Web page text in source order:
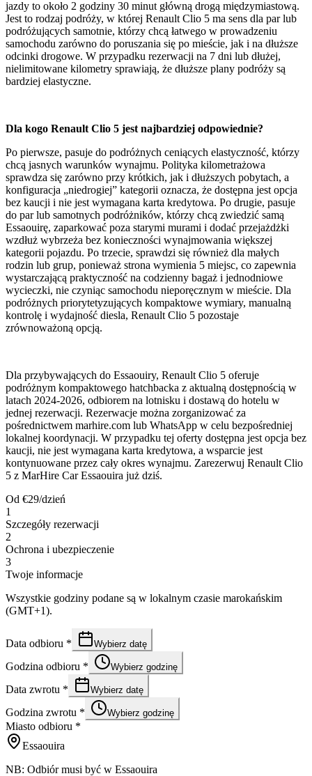
jazdy to około 2 godziny 30 minut główną drogą międzymiastową.
Jest to rodzaj podróży, w której Renault Clio 5 ma sens dla par lub
podróżujących samotnie, którzy chcą łatwego w prowadzeniu
samochodu zarówno do poruszania się po mieście, jak i na dłuższe
odcinki drogowe. W przypadku rezerwacji na 7 dni lub dłużej,
nielimitowane kilometry sprawiają, że dłuższe plany podróży są
bardziej elastyczne.
Dla kogo Renault Clio 5 jest najbardziej odpowiednie?
Po pierwsze, pasuje do podróżnych ceniących elastyczność, którzy
chcą jasnych warunków wynajmu. Polityka kilometrażowa
sprawdza się zarówno przy krótkich, jak i dłuższych pobytach, a
konfiguracja „niedrogiej” kategorii oznacza, że dostępna jest opcja
bez kaucji i nie jest wymagana karta kredytowa. Po drugie, pasuje
do par lub samotnych podróżników, którzy chcą zwiedzić samą
Essaouirę, zaparkować poza starymi murami i dodać przejażdżki
wzdłuż wybrzeża bez konieczności wynajmowania większej
kategorii pojazdu. Po trzecie, sprawdzi się również dla małych
rodzin lub grup, ponieważ strona wymienia 5 miejsc, co zapewnia
wystarczającą praktyczność na codzienny bagaż i jednodniowe
wycieczki, nie czyniąc samochodu nieporęcznym w mieście. Dla
podróżnych priorytetyzujących kompaktowe wymiary, manualną
kontrolę i wydajność diesla, Renault Clio 5 pozostaje
zrównoważoną opcją.
Dla przybywających do Essaouiry, Renault Clio 5 oferuje
podróżnym kompaktowego hatchbacka z aktualną dostępnością w
latach 2024-2026, odbiorem na lotnisku i dostawą do hotelu w
jednej rezerwacji. Rezerwacje można zorganizować za
pośrednictwem marhire.com lub WhatsApp w celu bezpośredniej
lokalnej koordynacji. W przypadku tej oferty dostępna jest opcja bez
kaucji, nie jest wymagana karta kredytowa, a wsparcie jest
kontynuowane przez cały okres wynajmu. Zarezerwuj Renault Clio
5 z MarHire Car Essaouira już dziś.
Od €29/dzień
1
Szczegóły rezerwacji
2
Ochrona i ubezpieczenie
3
Twoje informacje
Wszystkie godziny podane są w lokalnym czasie marokańskim
(GMT+1).
Data odbioru * Wybierz datę
Godzina odbioru * Wybierz godzinę
Data zwrotu * Wybierz datę
Godzina zwrotu * Wybierz godzinę
Miasto odbioru *
Essaouira
NB: Odbiór musi być w Essaouira